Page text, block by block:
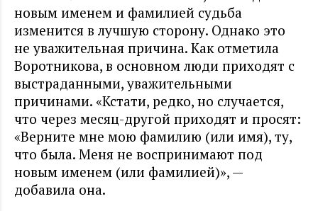
новым именем и фамилией судьба
изменится в лучшую сторону. Однако это
не уважительная причина. Как отметила
Воротникова, в основном люди приходят с
выстраданными, уважительными
причинами. «Кстати, редко, но случается,
что через месяц-другой приходят и просят:
«Верните мне мою фамилию (или имя), ту,
что была. Меня не воспринимают под
новым именем (или фамилией)», —
добавила она.